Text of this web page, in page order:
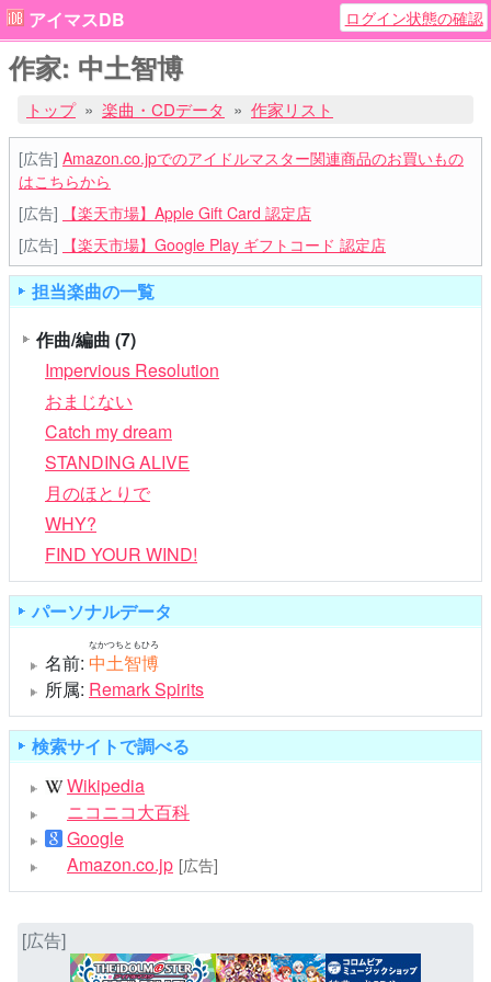
アイマスDB ログイン状態の確認
作家: 中土智博
トップ 楽曲・CDデータ 作家リスト
[広告] Amazon.co.jpでのアイドルマスター関連商品のお買いもの
はこちらから
[広告]
【楽天市場】Apple Gift Card 認定店
[広告]
【楽天市場】Google Play ギフトコード 認定店
担当楽曲の一覧
作曲/編曲 (7)
Impervious Resolution
おまじない
Catch my dream
STANDING ALIVE
月のほとりで
WHY?
FIND YOUR WIND!
パーソナルデータ
名前: 中土智博
なかつちともひろ
所属: Remark Spirits
検索サイトで調べる
Wikipedia
ニコニコ大百科
Google
Amazon.co.jp [広告]
[広告]